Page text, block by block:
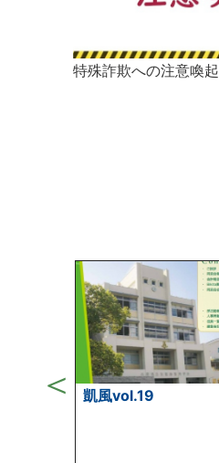
特殊詐欺への注意喚起
凱風vol.19